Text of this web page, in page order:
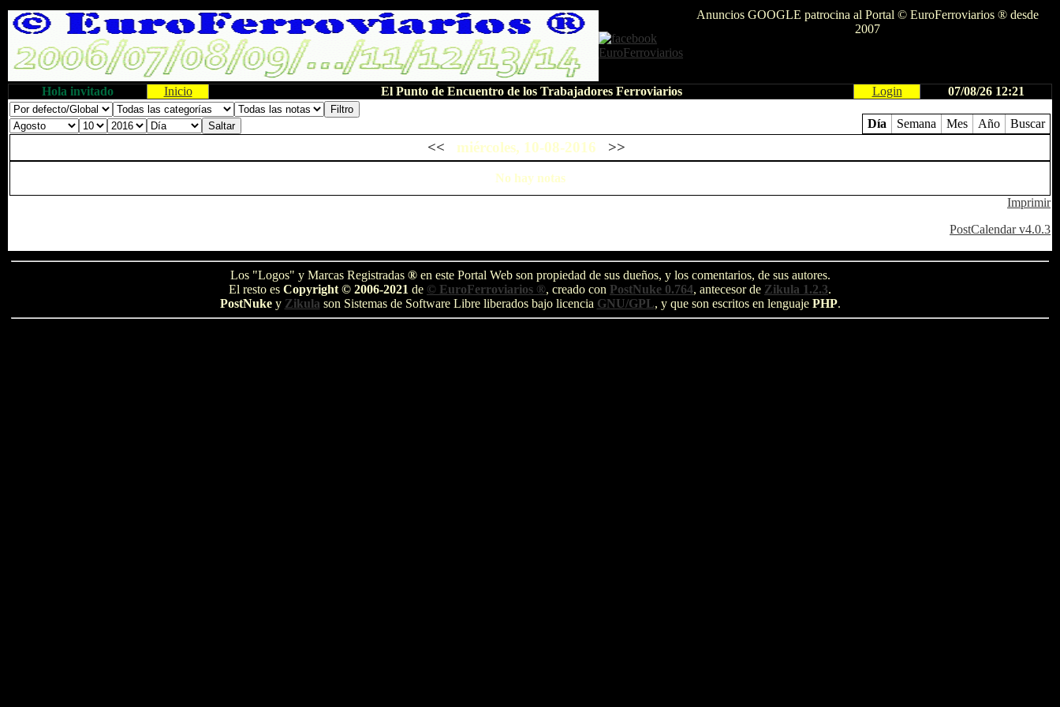
Anuncios GOOGLE patrocina al Portal © EuroFerroviarios ® desde
2007
Hola invitado Inicio El Punto de Encuentro de los Trabajadores Ferroviarios Login 07/08/26 12:21
Día Semana Mes Año Buscar
<< miércoles, 10-08-2016 >>
No hay notas
Imprimir
PostCalendar v4.0.3
Los "Logos" y Marcas Registradas ®en este Portal Web son propiedad de sus dueños, y los comentarios, de sus autores.
El resto es Copyright © 2006-2021 de © EuroFerroviarios ®, creado con PostNuke 0.764, antecesor de Zikula 1.2.3.
PostNukey Zikula son Sistemas de Software Libre liberados bajo licencia GNU/GPL, y que son escritos en lenguaje PHP.